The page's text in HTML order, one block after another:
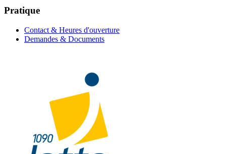
Pratique
Contact & Heures d'ouverture
Demandes & Documents